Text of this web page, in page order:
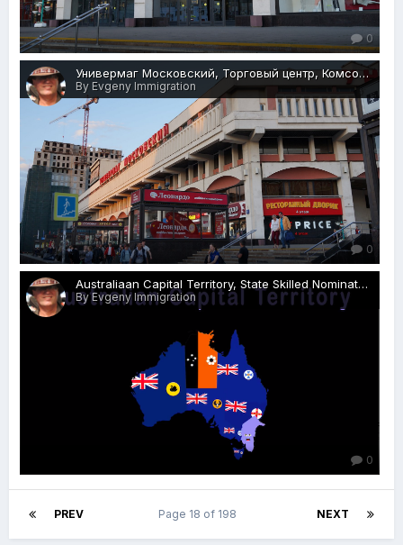
0
Универмаг Московский, Торговый центр, Комсомольская площадь, 6, Москва, 27.05.2018 г.JPG
By Evgeny Immigration
0
Australiaan Capital Territory, State Skilled Nominated visas 190:489, Rospersonal, Evgeny Matveevich Mikhaylov, Mikhaylov Evgeny Matveevich, immigration agent, Australia.png
By Evgeny Immigration
0
PREV NEXT
Page 18 of 198